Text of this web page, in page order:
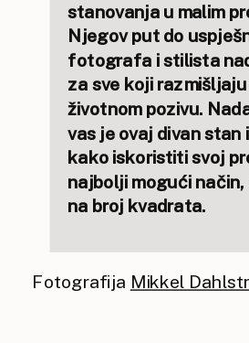
stanovanja u malim
Njegov put do
fotografa i stilista
za sve koji
životnom pozivu.
vas je ovaj divan stan
kako iskoristiti svoj
najbolji mogući način,
na broj kvadrata.
Fotografija Mikkel